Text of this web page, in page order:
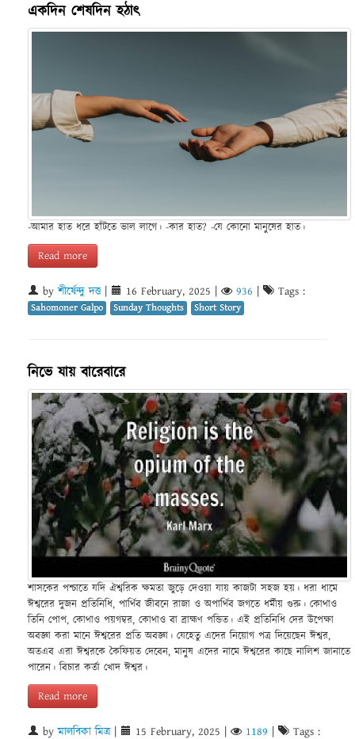
একদিন শেষদিন হঠাৎ
-আমার হাত ধরে হাঁটতে ভাল লাগে। -কার হাত? -যে কোনো মানুষের হাত।
Read more
byশীর্ষেন্দু দত্ত| 16 February, 2025 | 936 | Tags :
Sahomoner Galpo Sunday Thoughts Short Story
নিভে যায় বারেবারে
শাসকের পশ্চাতে যদি ঐশ্বরিক ক্ষমতা জুড়ে দেওয়া যায় কাজটা সহজ হয়। ধরা ধামে
ঈশ্বরের দুজন প্রতিনিধি, পার্থিব জীবনে রাজা ও অপার্থিব জগতে ধর্মীয় গুরু। কোথাও
তিনি পোপ, কোথাও পয়গম্বর, কোথাও বা ব্রাহ্মণ পন্ডিত। এই প্রতিনিধি দের উপেক্ষা
অবজ্ঞা করা মানে ঈশ্বরের প্রতি অবজ্ঞা। যেহেতু এদের নিয়োগ পত্র দিয়েছেন ঈশ্বর,
অতএব এরা ঈশ্বরকে কৈফিয়ত দেবেন, মানুষ এদের নামে ঈশ্বরের কাছে নালিশ জানাতে
পারেন। বিচার কর্তা খোদ ঈশ্বর।
Read more
byমালবিকা মিত্র| 15 February, 2025 | 1189 | Tags :